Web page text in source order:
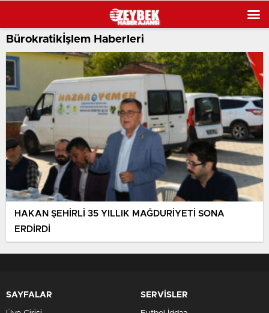
Bürokratikİşlem Haberleri
HAKAN ŞEHİRLİ 35 YILLIK MAĞDURİYETİ SONA
ERDİRDİ
SAYFALAR SERVİSLER